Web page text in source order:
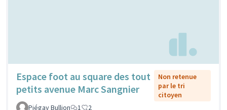
Espace foot au square des tout
petits avenue Marc Sangnier
Non retenue
par le tri
citoyen
Piégay Bullion
1 2